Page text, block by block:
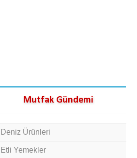
Mutfak Gündemi
Deniz Ürünleri
Etli Yemekler